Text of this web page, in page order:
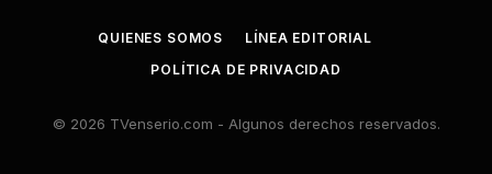
QUIENES SOMOS
LÍNEA EDITORIAL
POLÍTICA DE PRIVACIDAD
© 2026 TVenserio.com - Algunos derechos reservados.